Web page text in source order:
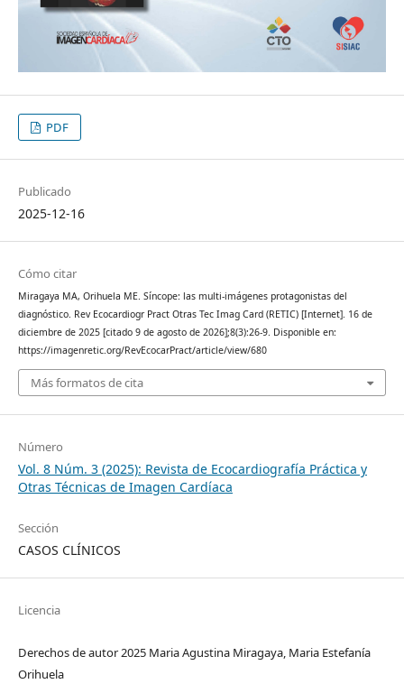
PDF
Publicado
2025-12-16
Cómo citar
Miragaya MA, Orihuela ME. Síncope: las multi-imágenes protagonistas del
diagnóstico. Rev Ecocardiogr Pract Otras Tec Imag Card (RETIC) [Internet]. 16 de
diciembre de 2025 [citado 9 de agosto de 2026];8(3):26-9. Disponible en:
https://imagenretic.org/RevEcocarPract/article/view/680
Más formatos de cita
Número
Vol. 8 Núm. 3 (2025): Revista de Ecocardiografía Práctica y
Otras Técnicas de Imagen Cardíaca
Sección
CASOS CLÍNICOS
Licencia
Derechos de autor 2025 Maria Agustina Miragaya, Maria Estefanía
Orihuela